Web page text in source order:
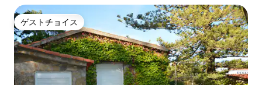
ゲストチョイス
ゲストチョイス